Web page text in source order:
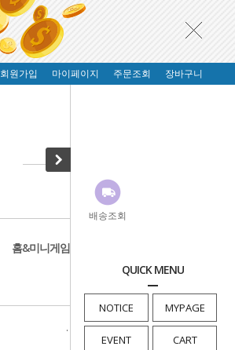
배송조회
QUICK MENU
NOTICE MYPAGE
EVENT CART
회원가입 마이페이지 주문조회 장바구니
홈&미니게임
· HOME>보드>스케이트보드